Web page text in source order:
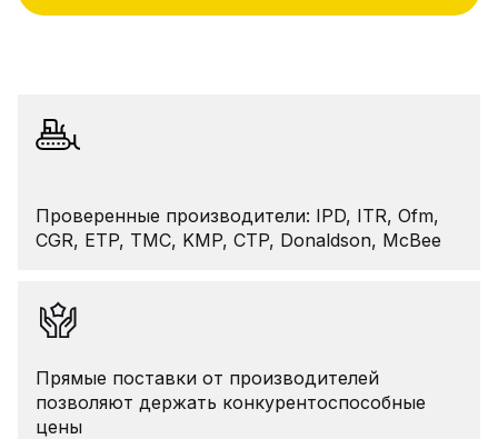
Проверенные производители: IPD, ITR, Ofm,
CGR, ETP, TMC, KMP, CTP, Donaldson, McBee
Прямые поставки от производителей
позволяют держать конкурентоспособные
цены